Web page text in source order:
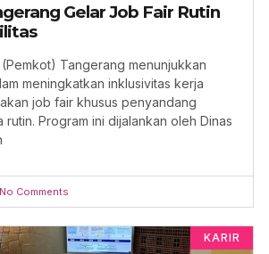
Gelar Job Fair Rutin
Tangerang menunjukkan
meningkatkan inklusivitas kerja
job fair khusus penyandang
rutin. Program ini dijalankan oleh Dinas
No Comments
KARIR